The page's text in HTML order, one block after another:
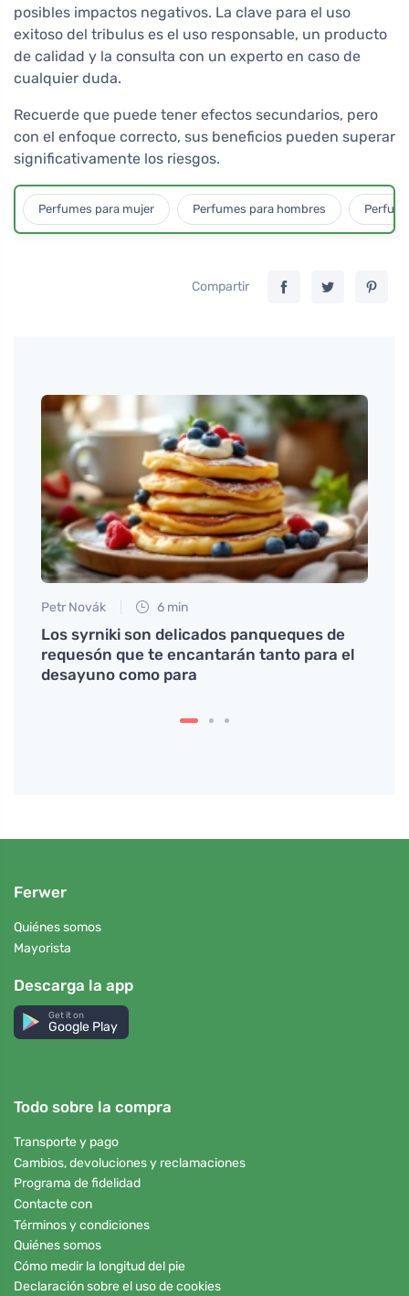
posibles impactos negativos. La clave para el uso
exitoso del tribulus es el uso responsable, un producto
de calidad y la consulta con un experto en caso de
cualquier duda.
Recuerde que puede tener efectos secundarios, pero
con el enfoque correcto, sus beneficios pueden superar
significativamente los riesgos.
Perfumes para mujer Perfumes para hombres
Compartir
Petr Novák 6 min
Los syrniki son delicados panqueques de
requesón que te encantarán tanto para el
desayuno como para
Ferwer
Quiénes somos
Mayorista
Descarga la app
Get it on
Google Play
Todo sobre la compra
Transporte y pago
Cambios, devoluciones y reclamaciones
Programa de fidelidad
Contacte con
Términos y condiciones
Quiénes somos
Cómo medir la longitud del pie
Declaración sobre el uso de cookies